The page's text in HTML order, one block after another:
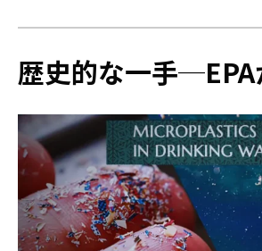
歴史的な一手─EPA